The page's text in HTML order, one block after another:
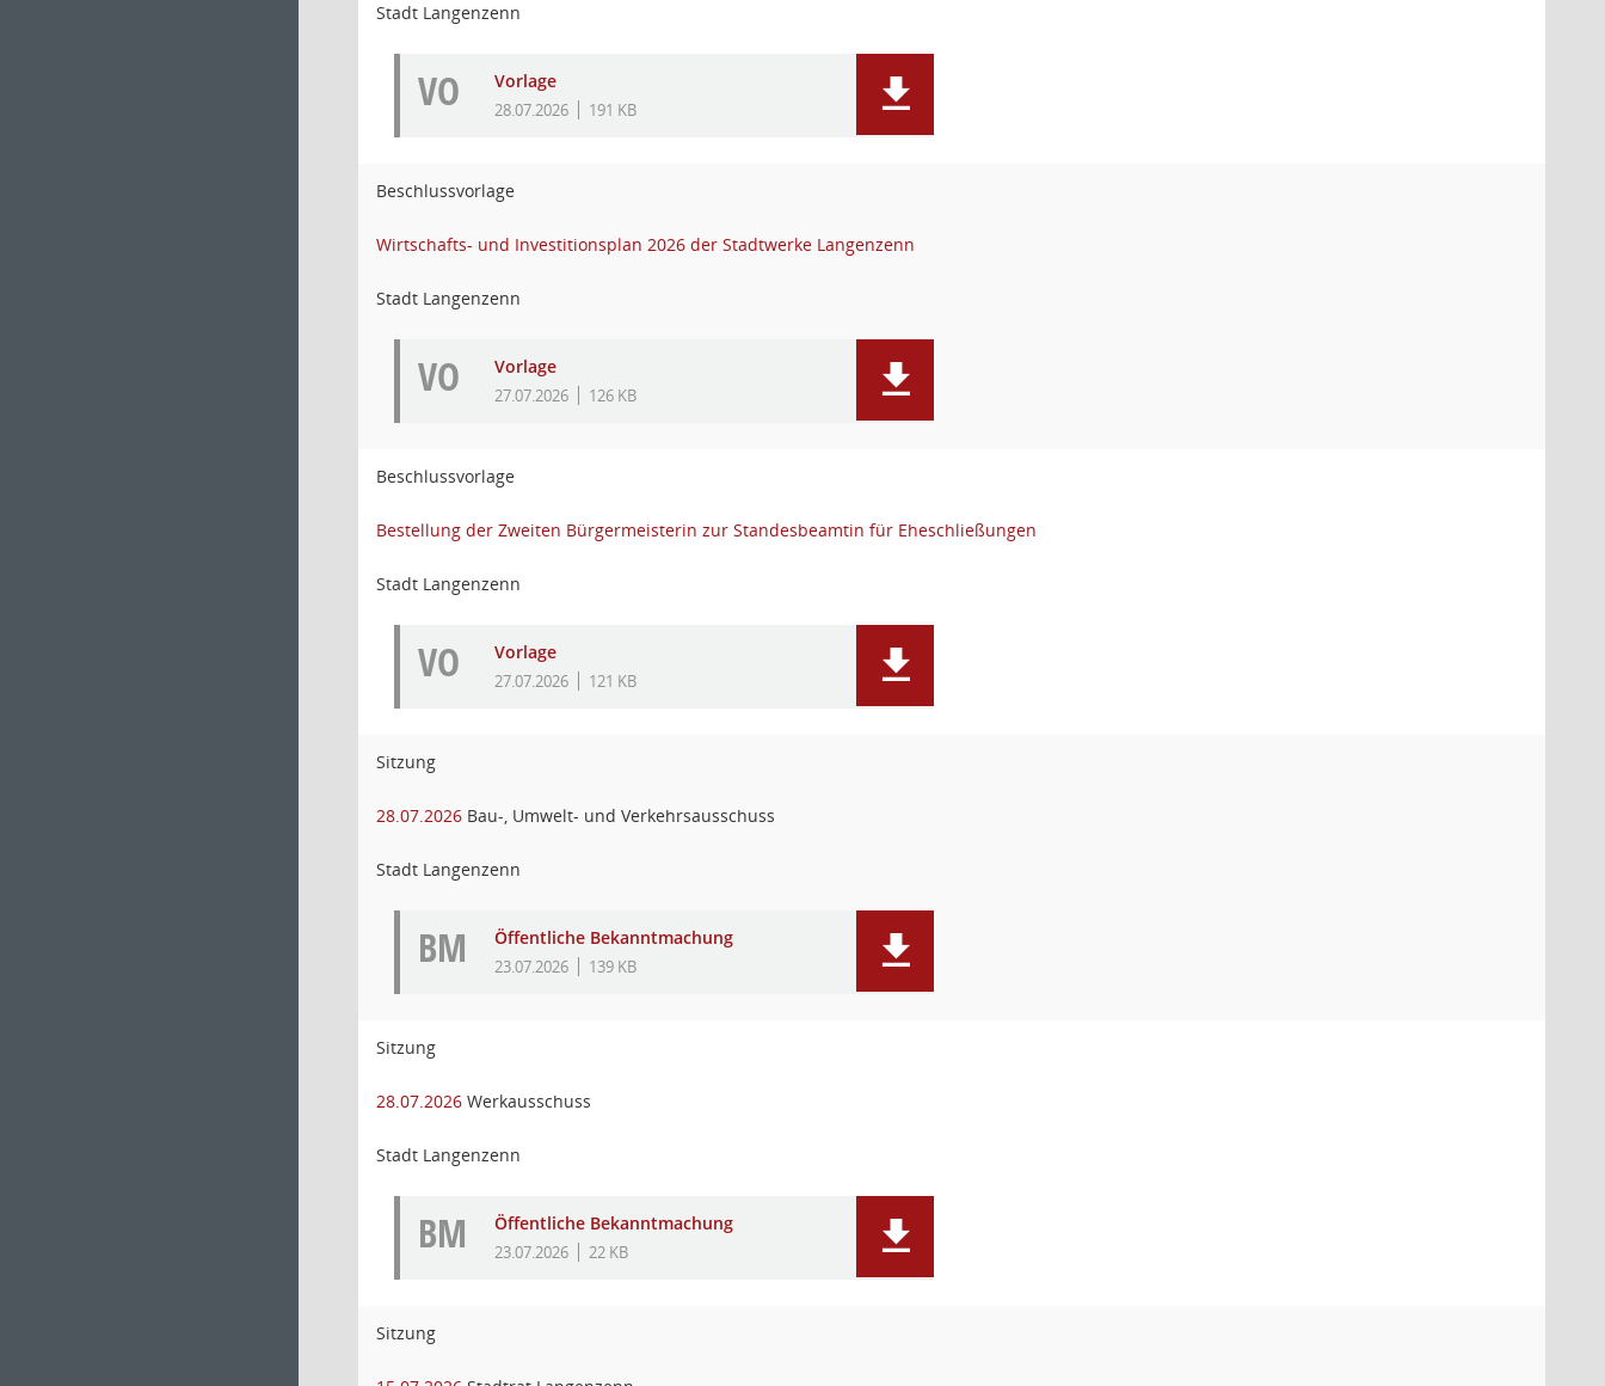
Stadt Langenzenn
VO Vorlage
28.07.2026 191 KB
Beschlussvorlage
Wirtschafts- und Investitionsplan 2026 der Stadtwerke Langenzenn
Stadt Langenzenn
VO Vorlage
27.07.2026 126 KB
Beschlussvorlage
Bestellung der Zweiten Bürgermeisterin zur Standesbeamtin für Eheschließungen
Stadt Langenzenn
VO Vorlage
27.07.2026 121 KB
Sitzung
28.07.2026 Bau-, Umwelt- und Verkehrsausschuss
Stadt Langenzenn
BM Öffentliche Bekanntmachung
23.07.2026 139 KB
Sitzung
28.07.2026 Werkausschuss
Stadt Langenzenn
BM Öffentliche Bekanntmachung
23.07.2026 22 KB
Sitzung